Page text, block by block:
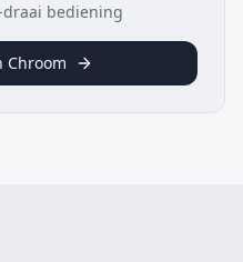
bediening
Chroom